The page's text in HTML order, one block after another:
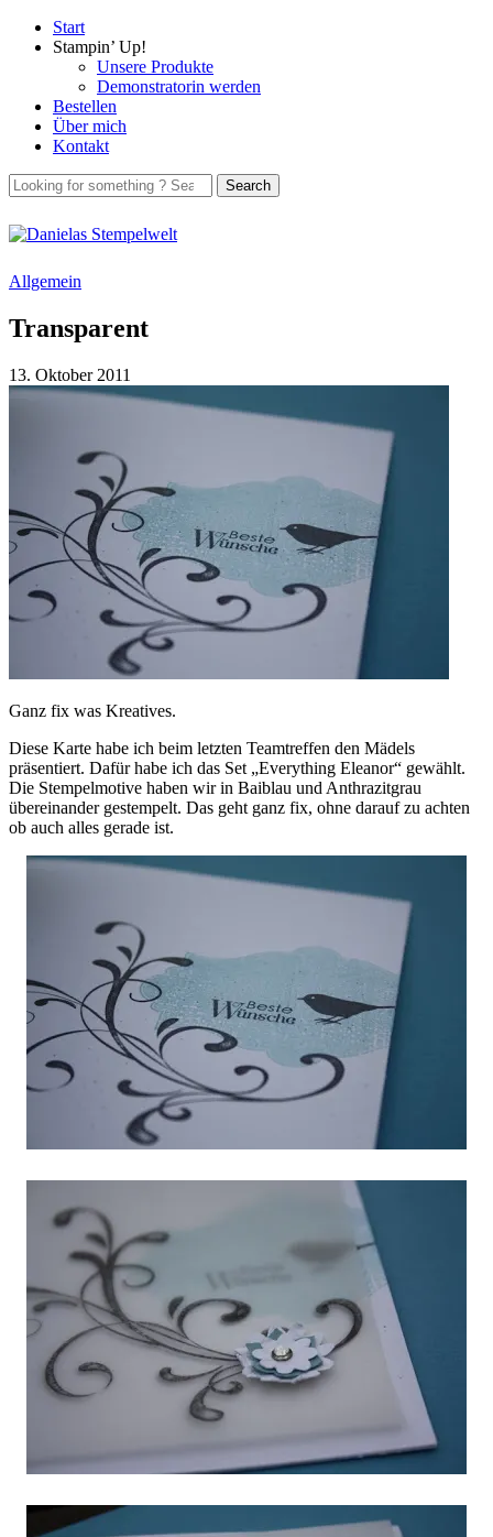
Start
Stampin’ Up!
Unsere Produkte
Demonstratorin werden
Bestellen
Über mich
Kontakt
Allgemein
Transparent
13. Oktober 2011
Ganz fix was Kreatives.
Diese Karte habe ich beim letzten Teamtreffen den Mädels
präsentiert. Dafür habe ich das Set „Everything Eleanor“ gewählt.
Die Stempelmotive haben wir in Baiblau und Anthrazitgrau
übereinander gestempelt. Das geht ganz fix, ohne darauf zu achten
ob auch alles gerade ist.